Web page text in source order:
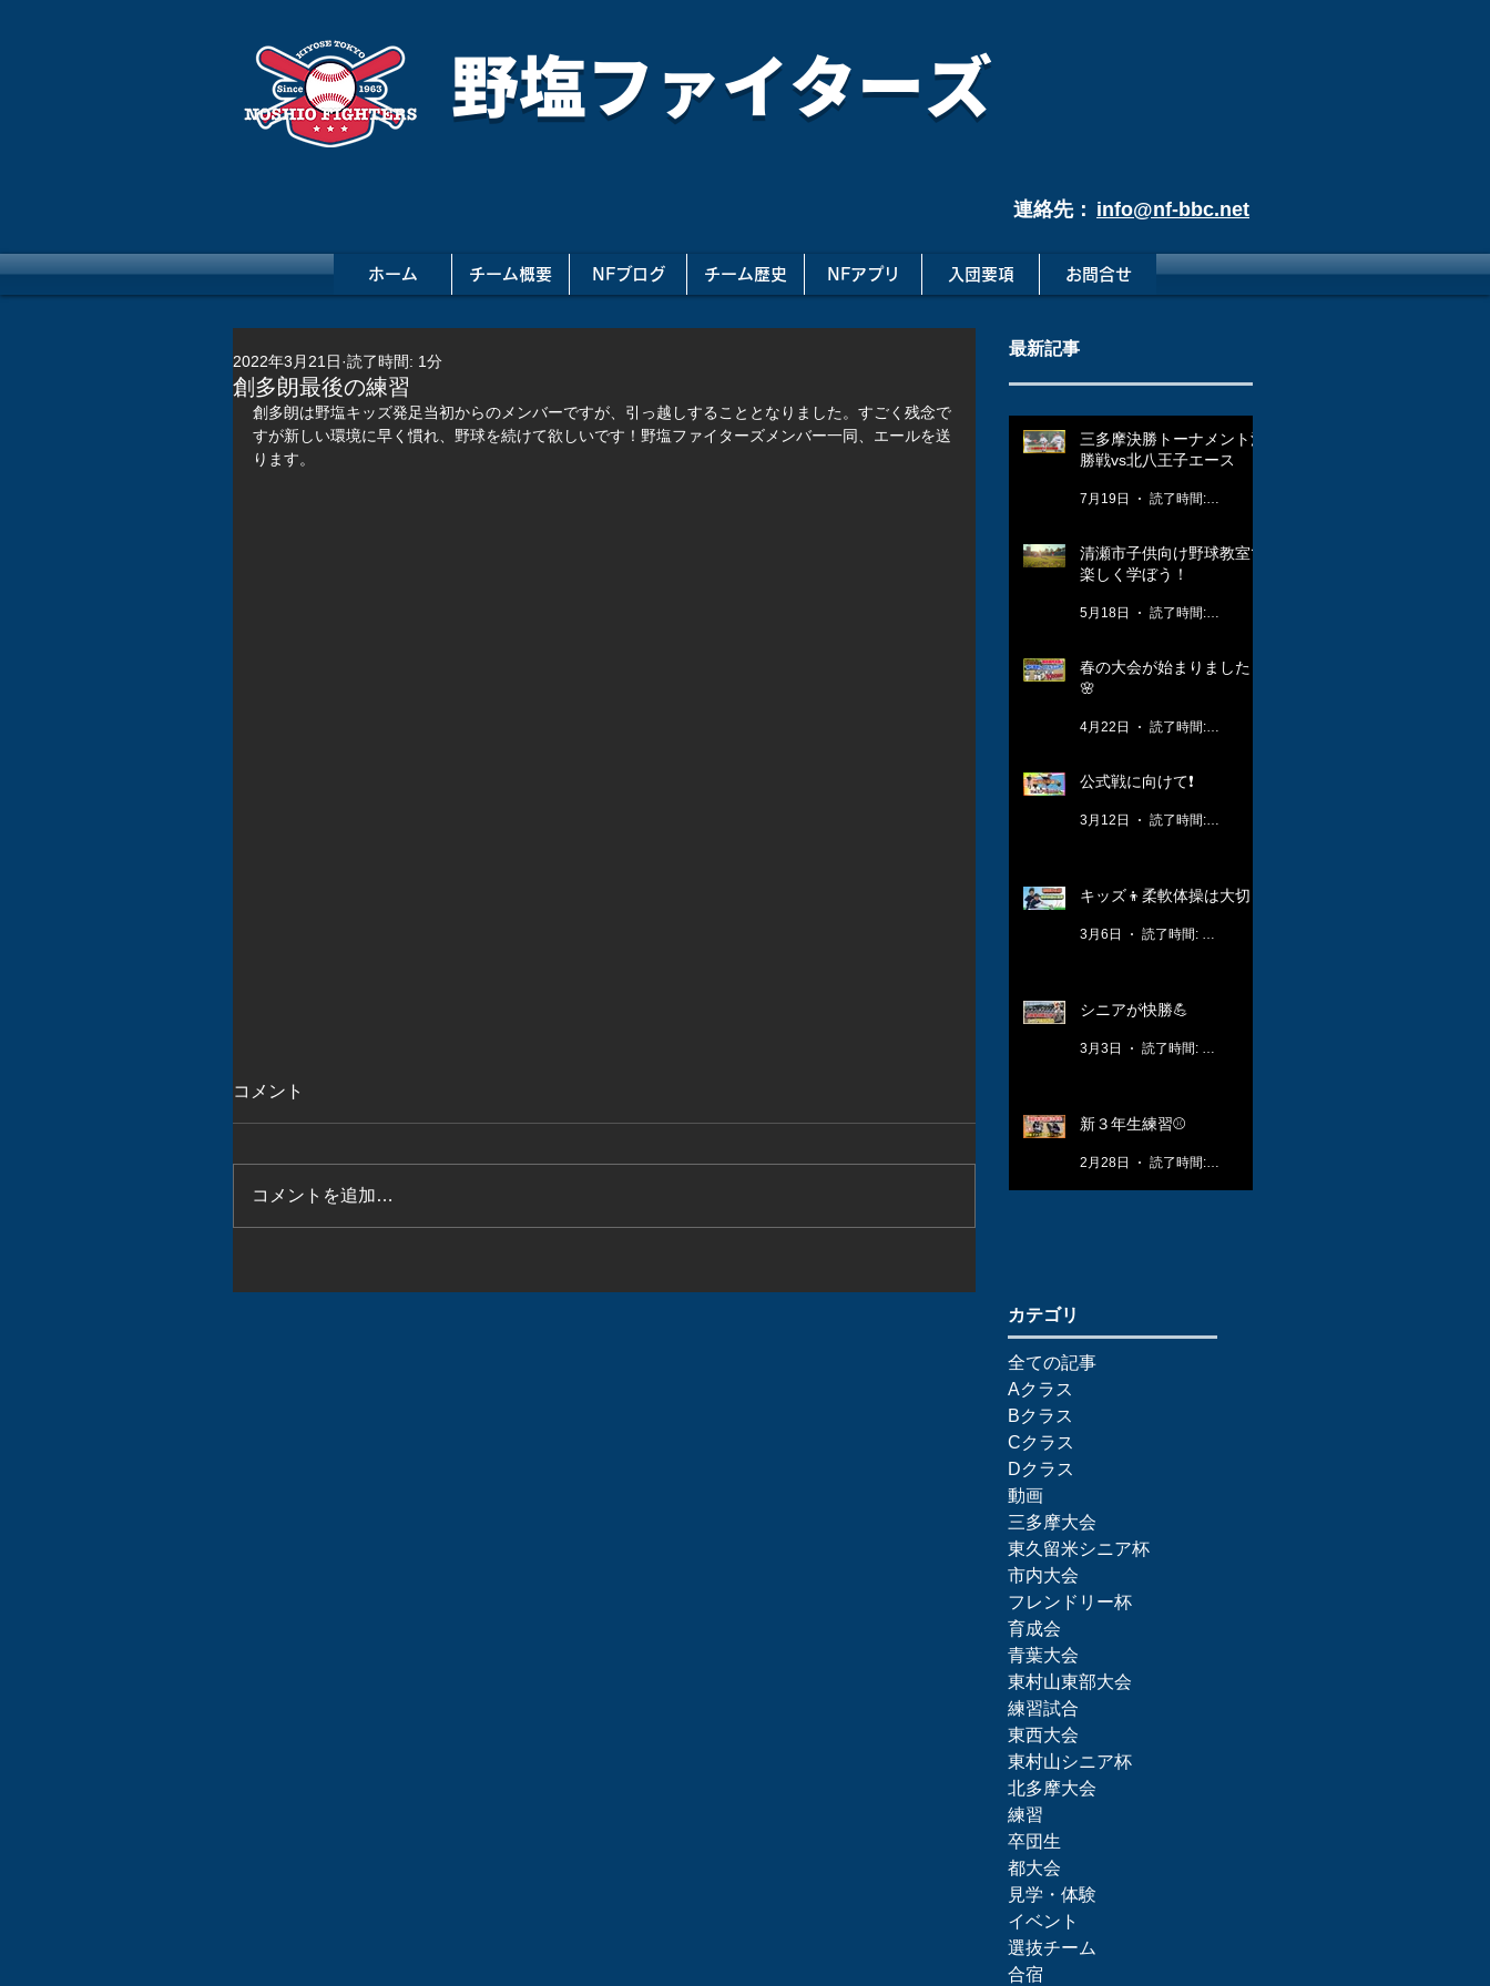
野塩ファイターズ
連絡先： info@nf-bbc.net
ホーム チーム概要 NFブログ チーム歴史 NFアプリ 入団要項 お問合せ
創多朗最後の練習
2022年3月21日 読了時間: 1分
創多朗は野塩キッズ発足当初からのメンバーですが、引っ越しすることとなりました。すごく残念で
すが新しい環境に早く慣れ、野球を続けて欲しいです！野塩ファイターズメンバー一同、エールを送
ります。
コメント
コメントを追加…
最新記事
三多摩決勝トーナメント決
勝戦vs北八王子エース
7月19日
清瀬市子供向け野球教室で
楽しく学ぼう！
5月18日
春の大会が始まりました！
🌸
4月22日
公式戦に向けて❗️
3月12日
キッズ👦柔軟体操は大切🤸
3月6日
シニアが快勝💪
3月3日
新３年生練習⚾️
2月28日
​カテゴリ
全ての記事
Aクラス
Bクラス
Cクラス
Dクラス
動画
三多摩大会
東久留米シニア杯
市内大会
フレンドリー杯
育成会
青葉大会
東村山東部大会
練習試合
東西大会
東村山シニア杯
北多摩大会
練習
卒団生
都大会
見学・体験
イベント
選抜チーム
合宿